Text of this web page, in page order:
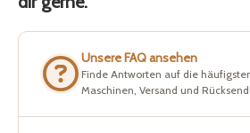
Unsere FAQ ansehen
Finde Antworten auf die
Maschinen, Versand und